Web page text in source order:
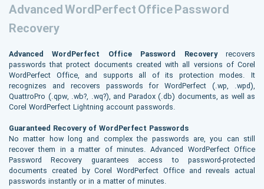
Advanced WordPerfect Office Password
Recovery
Advanced WordPerfect Office Password Recoveryrecovers
passwords that protect documents created with all versions of Corel
WordPerfect Office, and supports all of its protection modes. It
recognizes and recovers passwords for WordPerfect (.wp, .wpd),
QuattroPro (.qpw, .wb?, .wq?), and Paradox (.db) documents, as well as
Corel WordPerfect Lightning account passwords.
Guaranteed Recovery of WordPerfect Passwords
No matter how long and complex the passwords are, you can still
recover them in a matter of minutes. Advanced WordPerfect Office
Password Recovery guarantees access to password-protected
documents created by Corel WordPerfect Office and reveals actual
passwords instantly or in a matter of minutes.